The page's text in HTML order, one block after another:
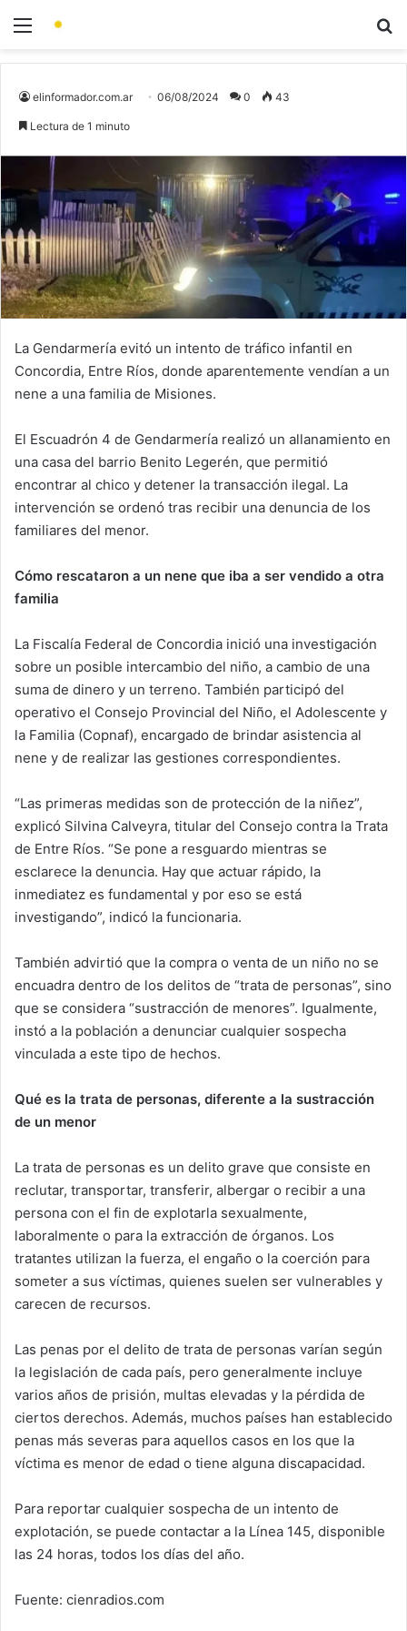
elinformador.com.ar 06/08/2024 0 43
Lectura de 1 minuto
La Gendarmería evitó un intento de tráfico infantil en
Concordia, Entre Ríos, donde aparentemente vendían a un
nene a una familia de Misiones.
El Escuadrón 4 de Gendarmería realizó un allanamiento en
una casa del barrio Benito Legerén, que permitió
encontrar al chico y detener la transacción ilegal. La
intervención se ordenó tras recibir una denuncia de los
familiares del menor.
Cómo rescataron a un nene que iba a ser vendido a otra
familia
La Fiscalía Federal de Concordia inició una investigación
sobre un posible intercambio del niño, a cambio de una
suma de dinero y un terreno. También participó del
operativo el Consejo Provincial del Niño, el Adolescente y
la Familia (Copnaf), encargado de brindar asistencia al
nene y de realizar las gestiones correspondientes.
“Las primeras medidas son de protección de la niñez”,
explicó Silvina Calveyra, titular del Consejo contra la Trata
de Entre Ríos. “Se pone a resguardo mientras se
esclarece la denuncia. Hay que actuar rápido, la
inmediatez es fundamental y por eso se está
investigando”, indicó la funcionaria.
También advirtió que la compra o venta de un niño no se
encuadra dentro de los delitos de “trata de personas”, sino
que se considera “sustracción de menores”. Igualmente,
instó a la población a denunciar cualquier sospecha
vinculada a este tipo de hechos.
Qué es la trata de personas, diferente a la sustracción
de un menor
La trata de personas es un delito grave que consiste en
reclutar, transportar, transferir, albergar o recibir a una
persona con el fin de explotarla sexualmente,
laboralmente o para la extracción de órganos. Los
tratantes utilizan la fuerza, el engaño o la coerción para
someter a sus víctimas, quienes suelen ser vulnerables y
carecen de recursos.
Las penas por el delito de trata de personas varían según
la legislación de cada país, pero generalmente incluye
varios años de prisión, multas elevadas y la pérdida de
ciertos derechos. Además, muchos países han establecido
penas más severas para aquellos casos en los que la
víctima es menor de edad o tiene alguna discapacidad.
Para reportar cualquier sospecha de un intento de
explotación, se puede contactar a la Línea 145, disponible
las 24 horas, todos los días del año.
Fuente: cienradios.com